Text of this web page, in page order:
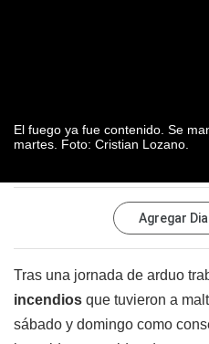
El fuego ya fue contenido. Se
martes. Foto: Cristian Lozano.
Agregar
Tras una jornada de arduo
incendios que tuvieron a
sábado y domingo como